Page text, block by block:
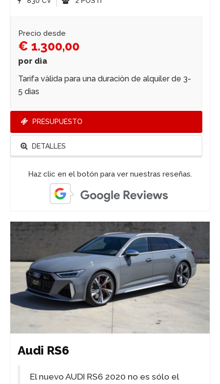
Precio desde
€ 1.300,00
por dìa
Tarifa vàlida para una duraciòn de alquiler de 3-
5 dìas
PRESUPUESTO
DETALLES
Haz clic en el botón para ver nuestras reseñas.
Audi RS6
El nuevo AUDI RS6 2020 no es sólo el